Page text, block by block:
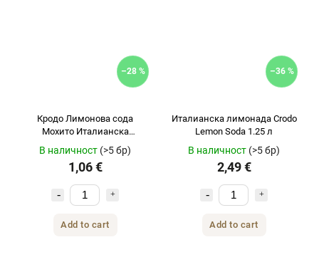
–28 %
Кродо Лимонова сода
Мохито Италианска
лимонада 330 мл
В наличност (>5 бр)
1,06 €
Add to cart
–36 %
Италианска лимонада Crodo
Lemon Soda 1.25 л
В наличност (>5 бр)
2,49 €
Add to cart